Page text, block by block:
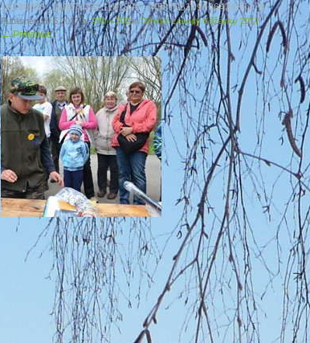
18740635_1890742321181829_4458795109606424377_n
Published29.5.2017at200 × 200inDětské závody Křižánky 2017
←Previous